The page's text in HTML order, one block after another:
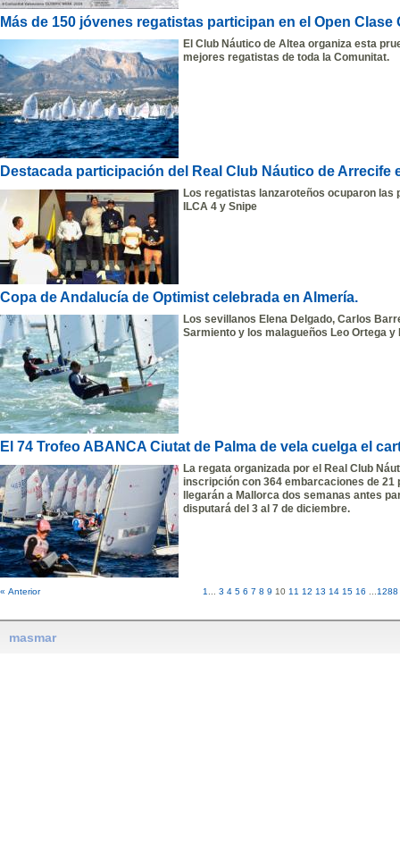
Más de 150 jóvenes regatistas participan en el Open Clase
El Club Náutico de Altea organiza esta
mejores regatistas de toda la Comunitat.
Destacada participación del Real Club Náutico de Arrecife
Los regatistas lanzaroteños ocuparon
ILCA 4 y Snipe
Copa de Andalucía de Optimist celebrada en Almería.
Los sevillanos Elena Delgado, Carlos
Sarmiento y los malagueños Leo Ortega
El 74 Trofeo ABANCA Ciutat de Palma de vela cuelga el
La regata organizada por el Real Club
inscripción con 364 embarcaciones de
llegarán a Mallorca dos semanas antes
disputará del 3 al 7 de diciembre.
« Anterior 1 3 4 5 6 7 8 9 10 11 12 13 14 15 16 1288
masmar